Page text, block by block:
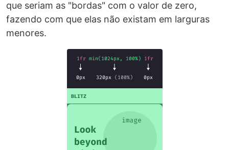
que seriam as "bordas" com o valor de zero,
fazendo com que elas não existam em larguras
menores.